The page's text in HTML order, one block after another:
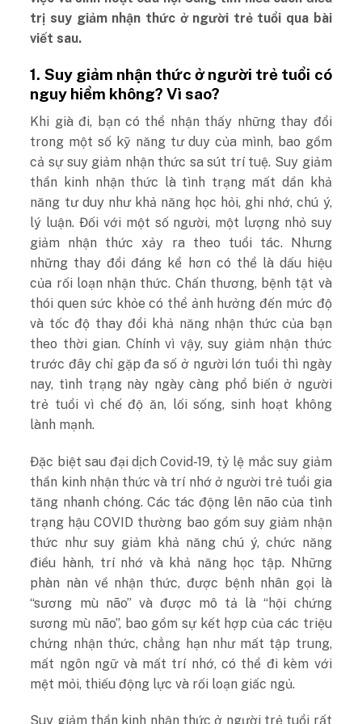
trị suy giảm nhận thức ở người trẻ tuổi qua bài
viết sau.
1. Suy giảm nhận thức ở người trẻ tuổi có
nguy hiểm không? Vì sao?
Khi già đi, bạn có thể nhận thấy những thay đổi
trong một số kỹ năng tư duy của mình, bao gồm
cả sự suy giảm nhận thức sa sút trí tuệ. Suy giảm
thần kinh nhận thức là tình trạng mất dần khả
năng tư duy như khả năng học hỏi, ghi nhớ, chú ý,
lý luận. Đối với một số người, một lượng nhỏ suy
giảm nhận thức xảy ra theo tuổi tác. Nhưng
những thay đổi đáng kể hơn có thể là dấu hiệu
của rối loạn nhận thức. Chấn thương, bệnh tật và
thói quen sức khỏe có thể ảnh hưởng đến mức độ
và tốc độ thay đổi khả năng nhận thức của bạn
theo thời gian. Chính vì vậy, suy giảm nhận thức
trước đây chỉ gặp đa số ở người lớn tuổi thì ngày
nay, tình trạng này ngày càng phổ biến ở người
trẻ tuổi vì chế độ ăn, lối sống, sinh hoạt không
lành mạnh.
Đặc biệt sau đại dịch Covid-19, tỷ lệ mắc suy giảm
thần kinh nhận thức và trí nhớ ở người trẻ tuổi gia
tăng nhanh chóng. Các tác động lên não của tình
trạng hậu COVID thường bao gồm suy giảm nhận
thức như suy giảm khả năng chú ý, chức năng
điều hành, trí nhớ và khả năng học tập. Những
phàn nàn về nhận thức, được bệnh nhân gọi là
“sương mù não” và được mô tả là “hội chứng
sương mù não”, bao gồm sự kết hợp của các triệu
chứng nhận thức, chẳng hạn như mất tập trung,
mất ngôn ngữ và mất trí nhớ, có thể đi kèm với
mệt mỏi, thiếu động lực và rối loạn giấc ngủ.
Suy giảm thần kinh nhận thức ở người trẻ tuổi rất